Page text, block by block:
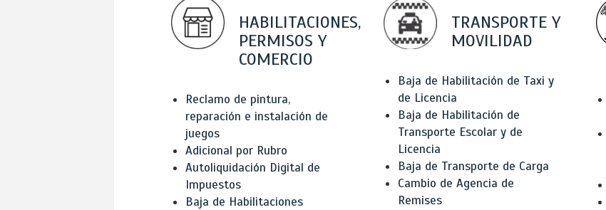
HABILITACIONES,
PERMISOS Y
COMERCIO
Reclamo de pintura,
reparación e instalación de
juegos
Adicional por Rubro
Autoliquidación Digital de
Impuestos
Baja de Habilitaciones
TRANSPORTE Y
MOVILIDAD
Baja de Habilitación de Taxi y
de Licencia
Baja de Habilitación de
Transporte Escolar y de
Licencia
Baja de Transporte de Carga
Cambio de Agencia de
Remises